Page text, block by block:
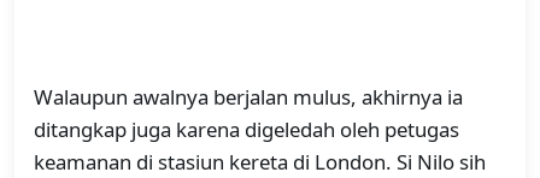
Walaupun awalnya berjalan mulus, akhirnya ia
ditangkap juga karena digeledah oleh petugas
keamanan di stasiun kereta di London. Si Nilo sih